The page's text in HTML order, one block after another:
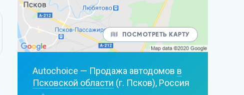
ПОСМОТРЕТЬ КАРТУ
Autochoice — Продажа автодомов в
Псковской области (г. Псков), Россия